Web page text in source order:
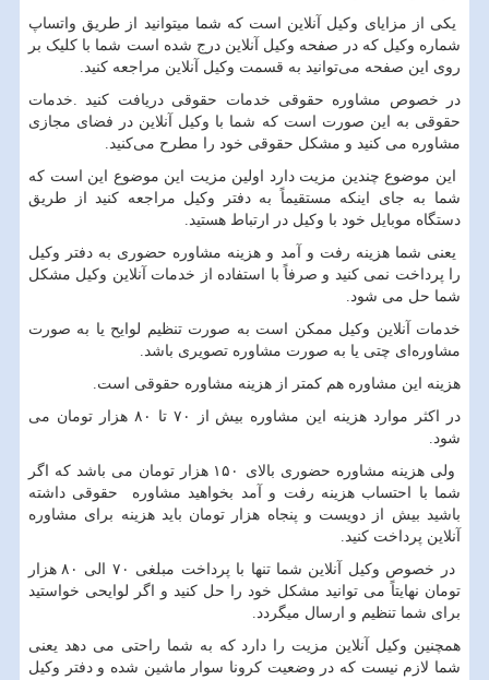
یکی از مزایای وکیل آنلاین است که شما میتوانید از طریق واتساپ
شماره وکیل که در صفحه وکیل آنلاین درج شده است شما با کلیک بر
روی این صفحه می‌توانید به قسمت وکیل آنلاین مراجعه کنید.
در خصوص مشاوره حقوقی خدمات حقوقی دریافت کنید .خدمات
حقوقی به این صورت است که شما با وکیل آنلاین در فضای مجازی
مشاوره می کنید و مشکل حقوقی خود را مطرح می‌کنید.
این موضوع چندین مزیت دارد اولین مزیت این موضوع این است که
شما به جای اینکه مستقیماً به دفتر وکیل مراجعه کنید از طریق
دستگاه موبایل خود با وکیل در ارتباط هستید.
یعنی شما هزینه رفت و آمد و هزینه مشاوره حضوری به دفتر وکیل
را پرداخت نمی کنید و صرفاً با استفاده از خدمات آنلاین وکیل مشکل
شما حل می شود.
خدمات آنلاین وکیل ممکن است به صورت تنظیم لوایح یا به صورت
مشاوره‌ای چتی یا به صورت مشاوره تصویری باشد.
هزینه این مشاوره هم کمتر از هزینه مشاوره حقوقی است.
در اکثر موارد هزینه این مشاوره بیش از ۷۰ تا ۸۰ هزار تومان می
شود.
ولی هزینه مشاوره حضوری بالای ۱۵۰ هزار تومان می باشد که اگر
شما با احتساب هزینه رفت و آمد بخواهید مشاوره حقوقی داشته
باشید بیش از دویست و پنجاه هزار تومان باید هزینه برای مشاوره
آنلاین پرداخت کنید.
در خصوص وکیل آنلاین شما تنها با پرداخت مبلغی ۷۰ الی ۸۰ هزار
تومان نهایتاً می توانید مشکل خود را حل کنید و اگر لوایحی خواستید
برای شما تنظیم و ارسال میگردد.
همچنین وکیل آنلاین مزیت را دارد که به شما راحتی می دهد یعنی
شما لازم نیست که در وضعیت کرونا سوار ماشین شده و دفتر وکیل